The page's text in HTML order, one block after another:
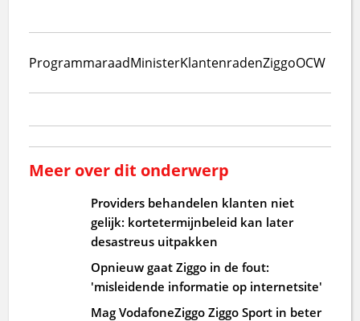
ProgrammaraadMinisterKlantenradenZiggoOCW
Meer over dit onderwerp
Providers behandelen klanten niet
gelijk: kortetermijnbeleid kan later
desastreus uitpakken
Opnieuw gaat Ziggo in de fout:
'misleidende informatie op internetsite'
Mag VodafoneZiggo Ziggo Sport in beter